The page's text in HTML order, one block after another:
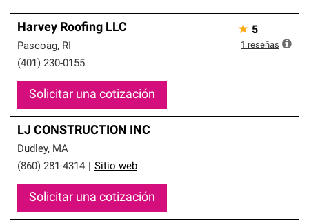
Harvey Roofing LLC
Pascoag, RI
(401) 230-0155
Solicitar una cotización
★ 5
1 reseñas
LJ CONSTRUCTION INC
Dudley, MA
(860) 281-4314
Sitio web
Solicitar una cotización